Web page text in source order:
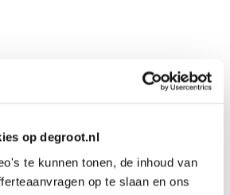
op degroot.nl
te kunnen tonen, de inhoud van
op te slaan en ons